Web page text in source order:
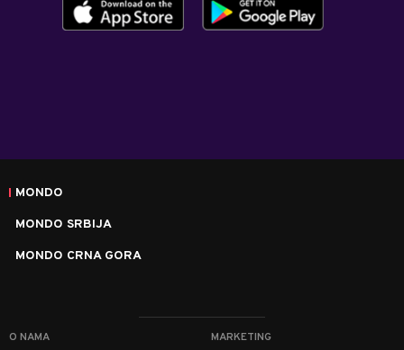
MONDO
MONDO SRBIJA
MONDO CRNA GORA
O NAMA MARKETING